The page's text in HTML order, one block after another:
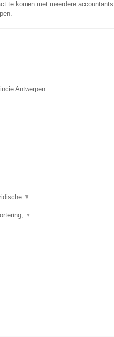
te komen met meerdere
Antwerpen.
▼
▼